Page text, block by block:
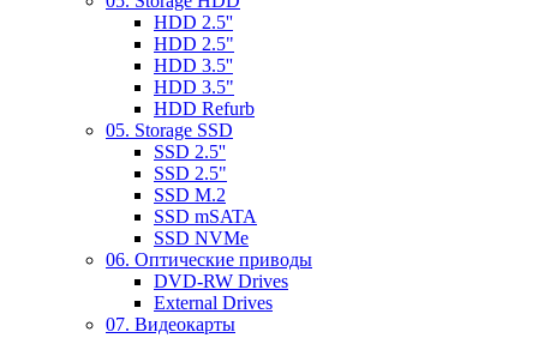
HDD 2.5''
HDD 2.5"
HDD 3.5''
HDD 3.5"
HDD Refurb
05. Storage SSD
SSD 2.5''
SSD 2.5"
SSD M.2
SSD mSATA
SSD NVMe
06. Оптические приводы
DVD-RW Drives
External Drives
07. Видеокарты